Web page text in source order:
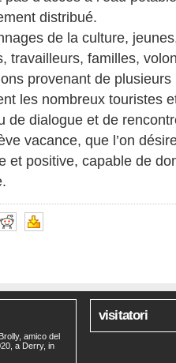
distribué.
de la culture,
travailleurs, familles,
provenant de
les nombreux touristes
de dialogue et de
vacance, que l’on
et positive, capable de
amico del
a Derry, in
visitatori